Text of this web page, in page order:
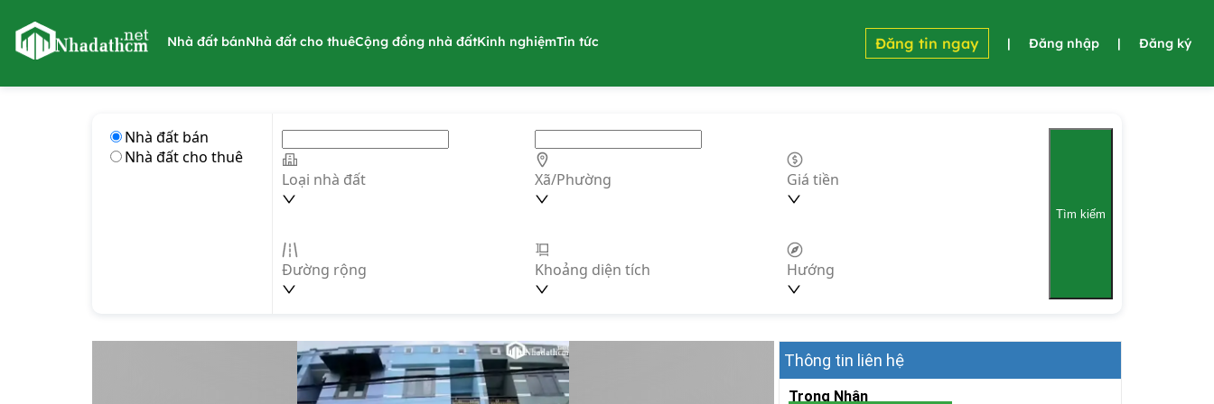
nhadathcm.net
Nhà đất bánNhà đất cho thuêCộng đồng nhà đấtKinh nghiệmTin tức Đăng tin ngay | Đăng nhập | Đăng ký
Nhà đất bán
Nhà đất cho thuê
Loại nhà đất
Xã/Phường Giá tiền
Đường rộng Khoảng diện tích Hướng
Tìm kiếm
Thông tin liên hệ
Trọng Nhân